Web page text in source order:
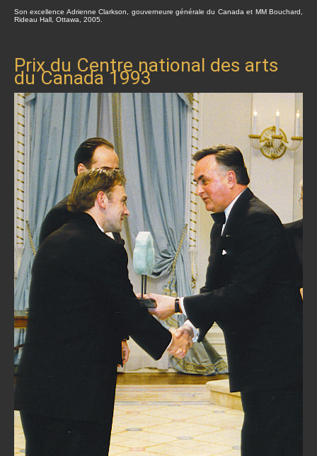
Son excellence Adrienne Clarkson, gouverneure générale du Canada et MM Bouchard,
Rideau Hall, Ottawa, 2005.
Prix du Centre national des arts
du Canada 1993